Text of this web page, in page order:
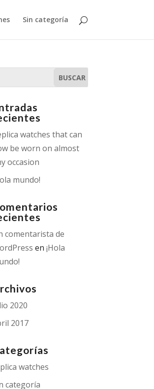
Sin categoría
watches that can
be worn on almost
occasion
mundo!
comentarista de
en¡Hola
2020
2017
watches
categoría